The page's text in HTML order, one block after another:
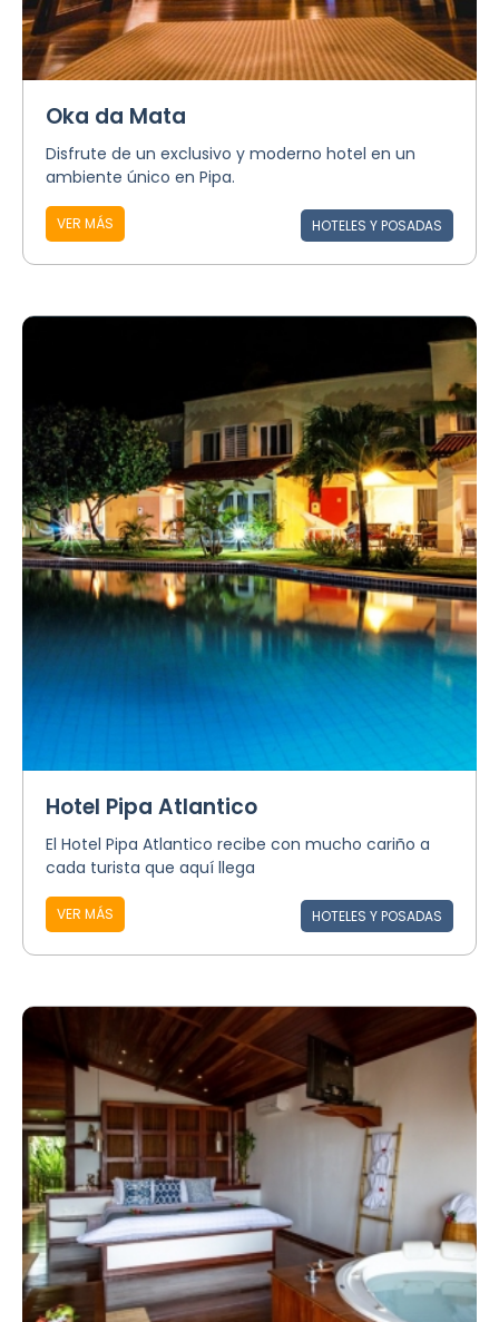
Oka da Mata
Disfrute de un exclusivo y moderno hotel en un
ambiente único en Pipa.
VER MÁS HOTELES Y POSADAS
Hotel Pipa Atlantico
El Hotel Pipa Atlantico recibe con mucho cariño a
cada turista que aquí llega
VER MÁS HOTELES Y POSADAS